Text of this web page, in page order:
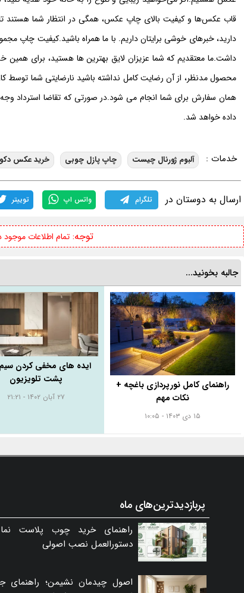
قاب عکس‌ها و کیفیت بالای چاپ عکس، همگی در انتظار شما هستند تا
دارید، خبرهای خوشی برایتان داریم. با ما همراه باشید.کیفیت چاپ
داشت.ما معتقدیم که شما عزیزان لایق بهترین ها هستید، برای همین
محصول مدنظر، از آن رضایت کامل نداشته باشید نارضایتی شما
همان سفارش برای شما انجام می شود.در صورتی که تقاضا استرداد
داده خواهد شد.
خدمات : آلبوم ژورنال چیست چاپ پازل چوبی خرید عکس
ارسال به دوستان در تلگرام واتس اپ توییتر
توجه:تمام اطلاعات
جالبه بخونید...
راهنمای کامل نورپردازی باغچه +
نکات مهم
۱۵ دی ۱۴۰۳ - ۱۰:۰۵
ایده های مخفی کردن
پشت تلویزیون
۲۷ آبان ۱۴۰۲ - ۲۱:۲۱
پربازدیدترین‌های ماه
راهنمای خرید چوب پلاست
دستورالعمل نصب اصولی
اصول چیدمان نشیمن؛ راهنمای